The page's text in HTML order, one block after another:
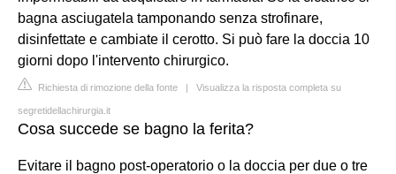
bagna asciugatela tamponando senza strofinare,
disinfettate e cambiate il cerotto. Si può fare la doccia 10
giorni dopo l'intervento chirurgico.
Richiesta di rimozione della fonte | Visualizza la risposta completa su
segretidellachirurgia.it
Cosa succede se bagno la ferita?
Evitare il bagno post-operatorio o la doccia per due o tre